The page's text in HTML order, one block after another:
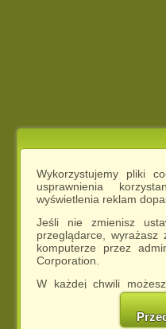
Wykorzystujemy pliki
usprawnienia
wyświetlenia reklam
Jeśli nie zmienisz
przeglądarce,
komputerze przez
Corporation.
W każdej chwili
cookies w swojej
w naszej
http://chomikuj.pl/